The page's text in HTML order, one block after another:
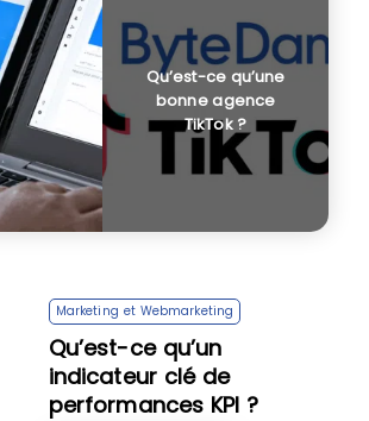
Qu’est-ce qu’une
bonne agence
TikTok ?
Marketing et Webmarketing
Qu’est-ce qu’un
indicateur clé de
performances KPI ?